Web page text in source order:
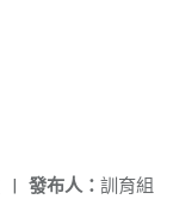
發布人： 訓育組
|